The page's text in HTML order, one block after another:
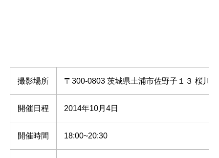
撮影場所 〒300-0803 茨城県土浦市佐野子１３ 桜川畔
開催日程 2014年10月4日
開催時間 18:00~20:30